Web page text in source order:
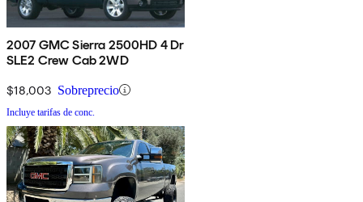
2007 GMC Sierra 2500HD 4 Dr
SLE2 Crew Cab 2WD
$18,003 Sobreprecio
Incluye tarifas de conc.